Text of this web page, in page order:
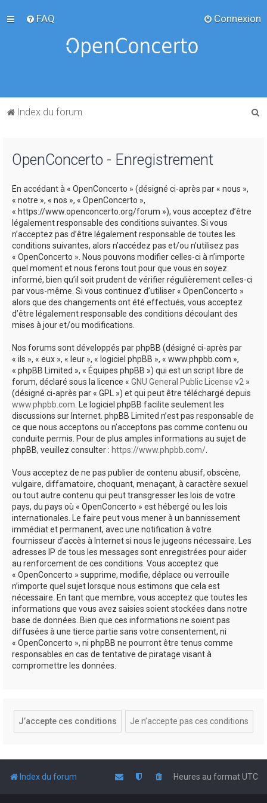
FAQ Connexion
Index du forum
OpenConcerto - Enregistrement
En accédant à « OpenConcerto » (désigné ci-après par « nous »,
« notre », « nos », « OpenConcerto »,
« https://www.openconcerto.org/forum »), vous acceptez d’être
légalement responsable des conditions suivantes. Si vous
n’acceptez pas d’être légalement responsable de toutes les
conditions suivantes, alors n’accédez pas et/ou n’utilisez pas
« OpenConcerto ». Nous pouvons modifier celles-ci à n’importe
quel moment et nous ferons tout pour que vous en soyez
informé, bien qu’il soit prudent de vérifier régulièrement celles-ci
par vous-même. Si vous continuez d’utiliser « OpenConcerto »
alors que des changements ont été effectués, vous acceptez
d’être légalement responsable des conditions découlant des
mises à jour et/ou modifications.
Nos forums sont développés par phpBB (désigné ci-après par
« ils », « eux », « leur », « logiciel phpBB », « www.phpbb.com »,
« phpBB Limited », « Équipes phpBB ») qui est un script libre de
forum, déclaré sous la licence « GNU General Public License v2 »
(désigné ci-après par « GPL ») et qui peut être téléchargé depuis
www.phpbb.com. Le logiciel phpBB facilite seulement les
discussions sur Internet. phpBB Limited n’est pas responsable de
ce que nous acceptons ou n’acceptons pas comme contenu ou
conduite permis. Pour de plus amples informations au sujet de
phpBB, veuillez consulter : https://www.phpbb.com/.
Vous acceptez de ne pas publier de contenu abusif, obscène,
vulgaire, diffamatoire, choquant, menaçant, à caractère sexuel
ou tout autre contenu qui peut transgresser les lois de votre
pays, du pays où « OpenConcerto » est hébergé ou les lois
internationales. Le faire peut vous mener à un bannissement
immédiat et permanent, avec une notification à votre
fournisseur d’accès à Internet si nous le jugeons nécessaire. Les
adresses IP de tous les messages sont enregistrées pour aider
au renforcement de ces conditions. Vous acceptez que
« OpenConcerto » supprime, modifie, déplace ou verrouille
n’importe quel sujet lorsque nous estimons que cela est
nécessaire. En tant que membre, vous acceptez que toutes les
informations que vous avez saisies soient stockées dans notre
base de données. Bien que ces informations ne soient pas
diffusées à une tierce partie sans votre consentement, ni
« OpenConcerto », ni phpBB ne pourront être tenus comme
responsables en cas de tentative de piratage visant à
compromettre les données.
Index du forum Heures au formatUTC